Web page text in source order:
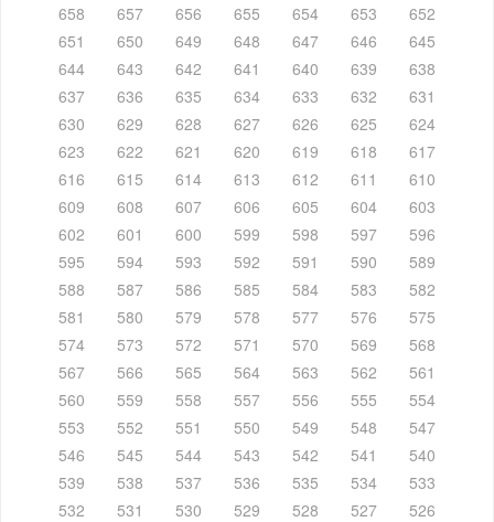
658
657 656 655 654 653
652
651
650 649 648 647 646
645
644
643 642 641 640 639
638
637
636 635 634 633 632
631
630
629 628 627 626 625
624
623
622 621 620 619 618
617
616
615 614 613 612 611
610
609
608 607 606 605 604
603
602
601 600 599 598 597
596
595
594 593 592 591 590
589
588
587 586 585 584 583
582
581
580 579 578 577 576
575
574
573 572 571 570 569
568
567
566 565 564 563 562
561
560
559 558 557 556 555
554
553
552 551 550 549 548
547
546
545 544 543 542 541
540
539
538 537 536 535 534
533
532
531 530 529 528 527
526